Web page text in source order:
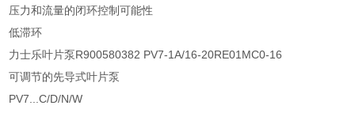
压力和流量的闭环控制可能性
低滞环
力士乐叶片泵R900580382 PV7-1A/16-20RE01MC0-16
可调节的先导式叶片泵
PV7...C/D/N/W